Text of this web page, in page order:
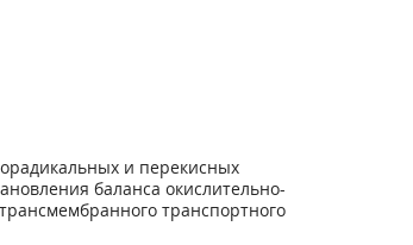
и перекисных
баланса окислительно-
транспортного